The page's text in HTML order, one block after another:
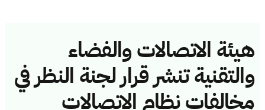
هيئة الاتصالات والفضاء
والتقنية تنشر قرار لجنة النظر في
مخالفات نظام الاتصالات